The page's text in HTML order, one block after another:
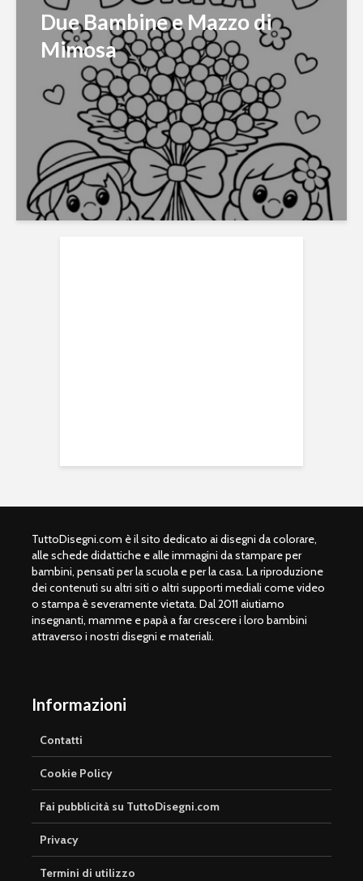
Due Bambine e Mazzo di
Mimosa
TuttoDisegni.com è il sito dedicato ai disegni da colorare,
alle schede didattiche e alle immagini da stampare per
bambini, pensati per la scuola e per la casa. La riproduzione
dei contenuti su altri siti o altri supporti mediali come video
o stampa è severamente vietata. Dal 2011 aiutiamo
insegnanti, mamme e papà a far crescere i loro bambini
attraverso i nostri disegni e materiali.
Informazioni
Contatti
Cookie Policy
Fai pubblicità su TuttoDisegni.com
Privacy
Termini di utilizzo